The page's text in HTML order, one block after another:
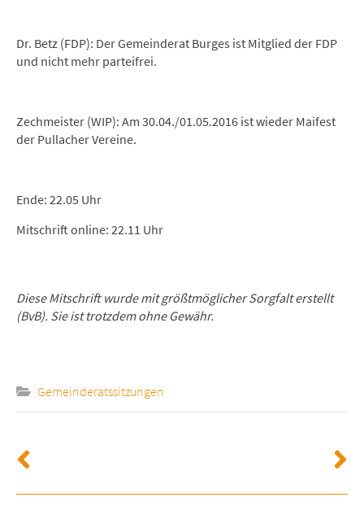
Dr. Betz (FDP): Der Gemeinderat Burges ist Mitglied der FDP
und nicht mehr parteifrei.
Zechmeister (WIP): Am 30.04./01.05.2016 ist wieder Maifest
der Pullacher Vereine.
Ende: 22.05 Uhr
Mitschrift online: 22.11 Uhr
Diese Mitschrift wurde mit größtmöglicher Sorgfalt erstellt
(BvB). Sie ist trotzdem ohne Gewähr.
Gemeinderatssitzungen